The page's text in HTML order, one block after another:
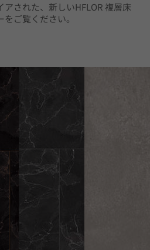
された、新しいHFLOR 複層床
ご覧ください。